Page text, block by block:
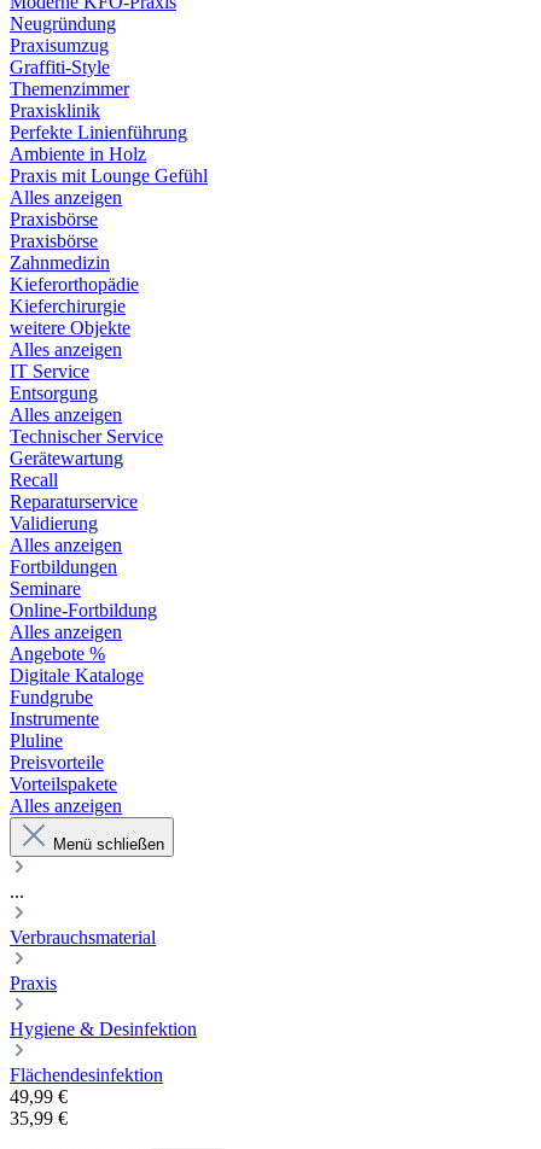
Neugründung
Praxisumzug
Graffiti-Style
Themenzimmer
Praxisklinik
Perfekte Linienführung
Ambiente in Holz
Praxis mit Lounge Gefühl
Alles anzeigen
Praxisbörse
Praxisbörse
Zahnmedizin
Kieferorthopädie
Kieferchirurgie
weitere Objekte
Alles anzeigen
IT Service
Entsorgung
Alles anzeigen
Technischer Service
Gerätewartung
Recall
Reparaturservice
Validierung
Alles anzeigen
Fortbildungen
Seminare
Online-Fortbildung
Alles anzeigen
Angebote %
Digitale Kataloge
Fundgrube
Instrumente
Pluline
Preisvorteile
Vorteilspakete
Alles anzeigen
Menü schließen
...
Verbrauchsmaterial
Praxis
Hygiene & Desinfektion
Flächendesinfektion
49,99 €
35,99 €